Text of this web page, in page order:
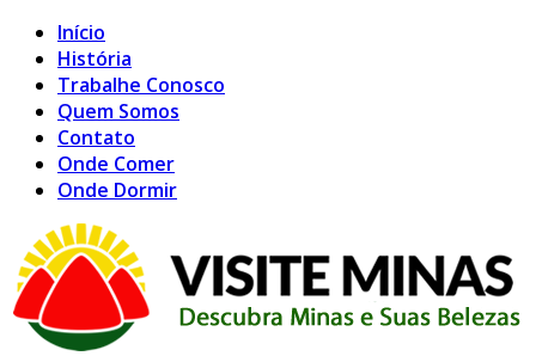
Início
História
Trabalhe Conosco
Quem Somos
Contato
Onde Comer
Onde Dormir